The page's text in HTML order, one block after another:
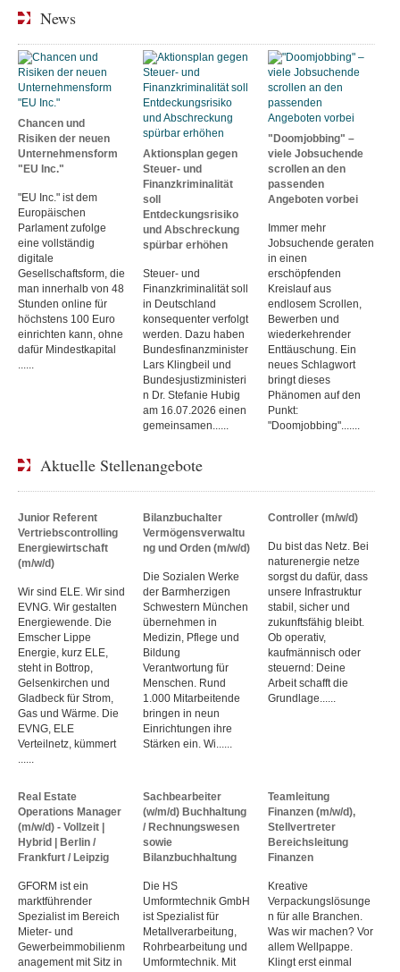
News
Chancen und
Risiken der neuen
Unternehmensform
"EU Inc."
"EU Inc." ist dem
Europäischen
Parlament zufolge
eine vollständig
digitale
Gesellschaftsform, die
man innerhalb von 48
Stunden online für
höchstens 100 Euro
einrichten kann, ohne
dafür Mindestkapital
Aktionsplan gegen
Steuer- und
Finanzkriminalität
soll
Entdeckungsrisiko
und Abschreckung
spürbar erhöhen
Steuer- und
Finanzkriminalität soll
in Deutschland
konsequenter verfolgt
werden. Dazu haben
Bundesfinanzminister
Lars Klingbeil und
Bundesjustizministeri
n Dr. Stefanie Hubig
am 16.07.2026 einen
gemeinsamen......
"Doomjobbing" –
viele Jobsuchende
scrollen an den
passenden
Angeboten vorbei
Immer mehr
Jobsuchende geraten
in einen
erschöpfenden
Kreislauf aus
endlosem Scrollen,
Bewerben und
wiederkehrender
Enttäuschung. Ein
neues Schlagwort
bringt dieses
Phänomen auf den
Punkt:
"Doomjobbing".......
Aktuelle Stellenangebote
Junior Referent
Vertriebscontrolling
Energiewirtschaft
(m/w/d)
Wir sind ELE. Wir sind
EVNG. Wir gestalten
Energiewende. Die
Emscher Lippe
Energie, kurz ELE,
steht in Bottrop,
Gelsenkirchen und
Gladbeck für Strom,
Gas und Wärme. Die
EVNG, ELE
Verteilnetz, kümmert
Bilanzbuchalter
Vermögensverwaltu
ng und Orden (m/w/d)
Die Sozialen Werke
der Barmherzigen
Schwestern München
übernehmen in
Medizin, Pflege und
Bildung
Verantwortung für
Menschen. Rund
1.000 Mitarbeitende
bringen in neun
Einrichtungen ihre
Stärken ein. Wi......
Controller (m/w/d)
Du bist das Netz. Bei
naturenergie netze
sorgst du dafür, dass
unsere Infrastruktur
stabil, sicher und
zukunftsfähig bleibt.
Ob operativ,
kaufmännisch oder
steuernd: Deine
Arbeit schafft die
Grundlage......
Real Estate
Operations Manager
(m/w/d) - Vollzeit |
Hybrid | Berlin /
Frankfurt / Leipzig
GFORM ist ein
marktführender
Spezialist im Bereich
Mieter- und
Gewerbeimmobilienm
anagement mit Sitz in
Sachbearbeiter
(w/m/d) Buchhaltung
/ Rechnungswesen
sowie
Bilanzbuchhaltung
Die HS
Umformtechnik GmbH
ist Spezialist für
Metallverarbeitung,
Rohrbearbeitung und
Umformtechnik. Mit
Teamleitung
Finanzen (m/w/d),
Stellvertreter
Bereichsleitung
Finanzen
Kreative
Verpackungslösunge
n für alle Branchen.
Was wir machen? Vor
allem Wellpappe.
Klingt erst einmal